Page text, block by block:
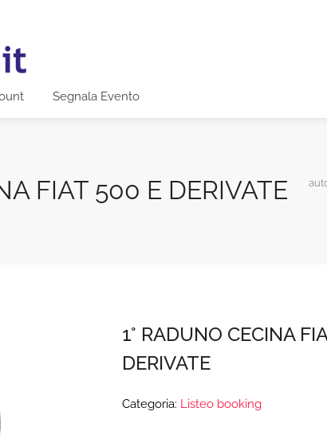
Segnala Evento
FIAT 500 E DERIVATE
1° RADUNO CECINA
DERIVATE
Categoria: Listeo booking